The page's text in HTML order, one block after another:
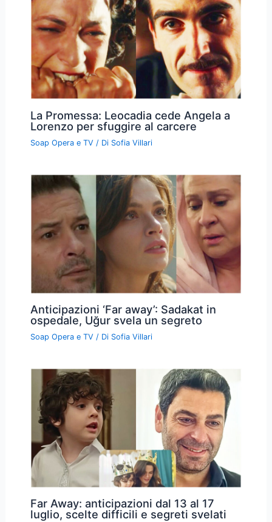
La Promessa: Leocadia cede Angela a
Lorenzo per sfuggire al carcere
Soap Opera e TV / Di Sofia Villari
Anticipazioni ‘Far away’: Sadakat in
ospedale, Uğur svela un segreto
Soap Opera e TV / Di Sofia Villari
Far Away: anticipazioni dal 13 al 17
luglio, scelte difficili e segreti svelati